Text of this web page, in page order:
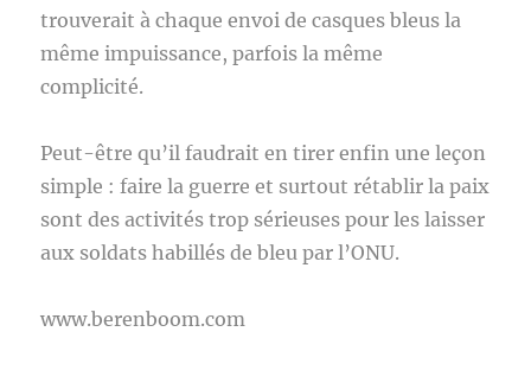
trouverait à chaque envoi de casques bleus la
même impuissance, parfois la même
complicité.
Peut-être qu’il faudrait en tirer enfin une leçon
simple : faire la guerre et surtout rétablir la paix
sont des activités trop sérieuses pour les laisser
aux soldats habillés de bleu par l’ONU.
www.berenboom.com